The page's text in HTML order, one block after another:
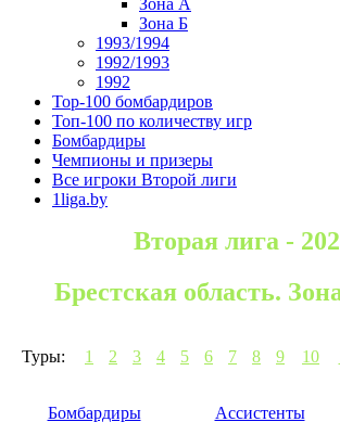
Зона А
Зона Б
1993/1994
1992/1993
1992
Top-100 бомбардиров
Топ-100 по количеству игр
Бомбардиры
Чемпионы и призеры
Все игроки Второй лиги
1liga.by
Вторая лига -
Брестская область.
Туры: 1 2 3 4 5 6 7 8 9 10
Бомбардиры Ассистенты